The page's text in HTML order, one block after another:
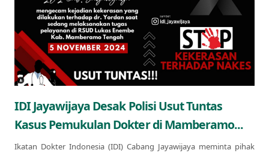
IDI Jayawijaya Desak Polisi Usut Tuntas
Kasus Pemukulan Dokter di Mamberamo...
Ikatan Dokter Indonesia (IDI) Cabang Jayawijaya meminta pihak